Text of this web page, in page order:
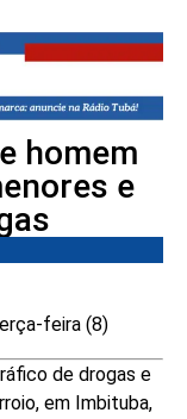
homem
e
feira (8)
de drogas e
em Imbituba,